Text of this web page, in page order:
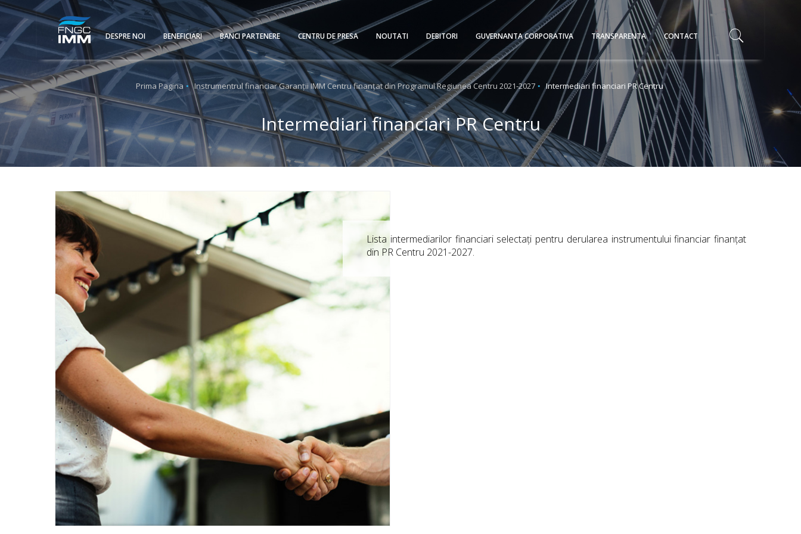
DESPRE NOI BENEFICIARI BANCI PARTENERE CENTRU DE PRESA NOUTATI DEBITORI GUVERNANTA CORPORATIVA TRANSPARENTA CONTACT
Prima Pagina Instrumentrul financiar Garanții IMM Centru finanțat din Programul Regiunea Centru 2021-2027 Intermediari financiari PR Centru
Intermediari financiari PR Centru
Lista intermediarilor financiari selectați pentru derularea instrumentului financiar finanțat
din PR Centru 2021-2027.